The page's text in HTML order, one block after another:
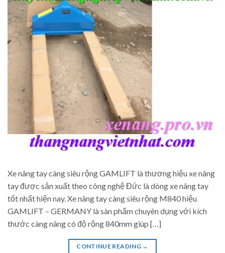
Xe nâng tay càng siêu rộng GAMLIFT là thương hiệu xe nâng
tay được sản xuất theo công nghệ Đức là dòng xe nâng tay
tốt nhất hiện nay. Xe nâng tay càng siêu rộng M840 hiệu
GAMLIFT – GERMANY là sàn phẩm chuyên dụng với kích
thước càng nâng có độ rộng 840mm giúp […]
CONTINUE READING →